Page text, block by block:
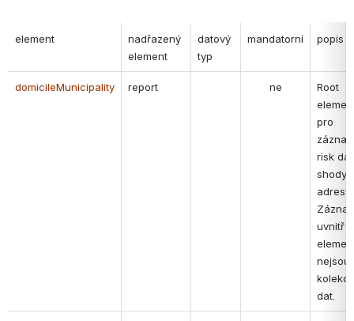
element
nadřazený
element
datový
typ
mandatorní popis
domicileMunicipality report ne
Root
pro
risk dat
shody
adresy.
uvnitř
nejsou
kolekcí
dat.